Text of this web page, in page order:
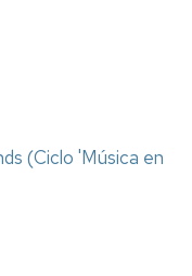
(Ciclo 'Música en